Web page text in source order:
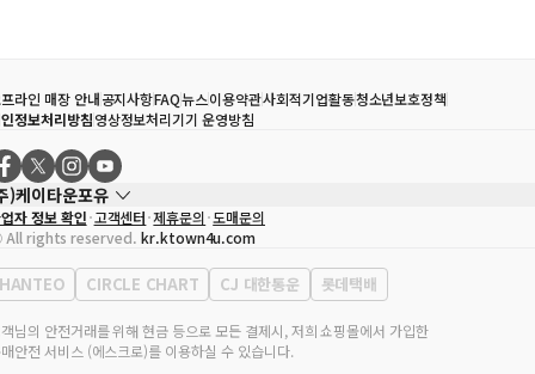
라인 매장 안내공지사항FAQ뉴스이용약관사회적기업활동청소년보호정책
정보처리방침영상정보처리기기 운영방침
)케이타운포유
자
송효민
업자등록번호
120-87-71116
판매업 신고번호 제2011-서울강남-02223
표전화
02-552-9855
자 정보 확인 고객센터 제휴문의 도매문의
rights reserved. kr.ktown4u.com
HANTEO CIRCLE CHART CJ 대한통운 롯데택배
님의 안전거래를 위해 현금 등으로 모든 결제시, 저희 쇼핑몰에서 가입한
안전 서비스 (에스크로)를 이용하실 수 있습니다.